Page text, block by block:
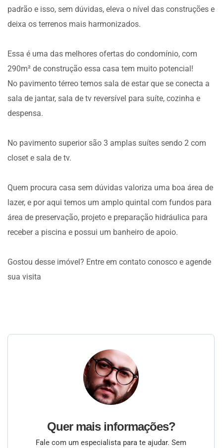
padrão e isso, sem dúvidas, eleva o nível das construções e
deixa os terrenos mais harmonizados.
Essa é uma das melhores ofertas do condomínio, com
290m² de construção essa casa tem muito potencial!
No pavimento térreo temos sala de estar que se conecta a
sala de jantar, sala de tv reversível para suíte, cozinha e
despensa.
No pavimento superior são 3 amplas suítes sendo 2 com
closet e sala de tv.
Quem procura casa sem dúvidas valoriza uma boa área de
lazer, e por aqui temos um amplo quintal com fundos para
área de preservação, projeto e preparação hidráulica para
receber a piscina e possui um banheiro de apoio.
Gostou desse imóvel? Entre em contato conosco e agende
sua visita
Quer mais informações?
Fale com um especialista para te ajudar. Sem